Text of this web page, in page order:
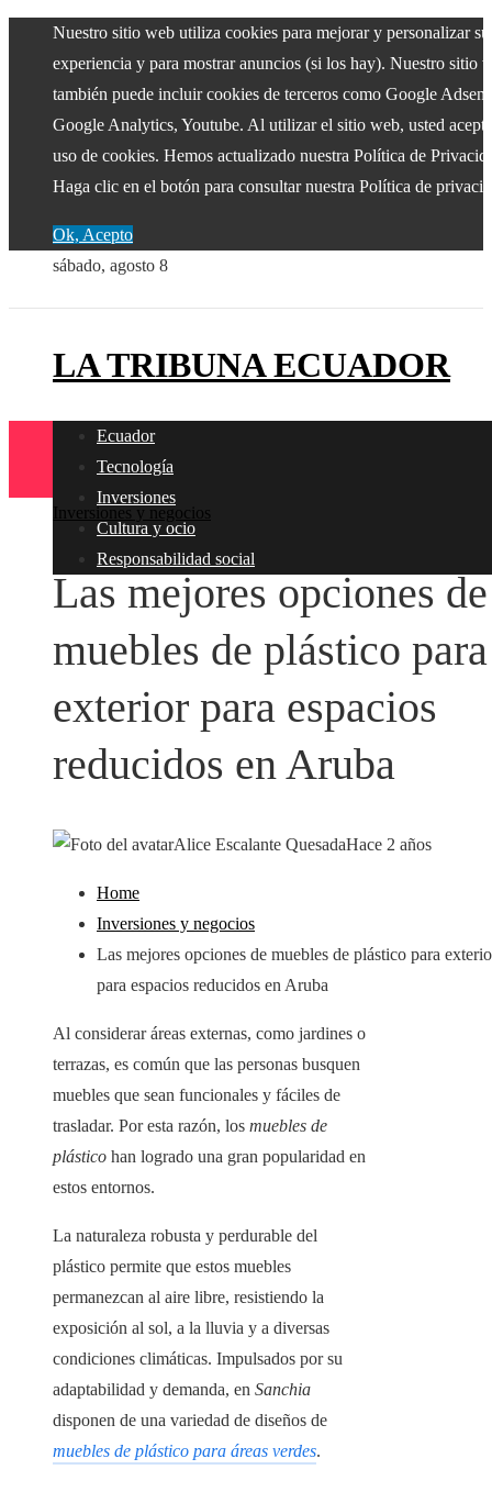
Nuestro sitio web utiliza cookies para mejorar y personalizar su
experiencia y para mostrar anuncios (si los hay). Nuestro sitio
también puede incluir cookies de terceros como Google
Google Analytics, Youtube. Al utilizar el sitio web, usted
uso de cookies. Hemos actualizado nuestra Política de
Haga clic en el botón para consultar nuestra Política de
Ok, Acepto
sábado, agosto 8
LA TRIBUNA ECUADOR
Ecuador
Tecnología
Inversiones
Cultura y ocio
Responsabilidad social
Inversiones y negocios
Las mejores opciones de
muebles de plástico para
exterior para espacios
reducidos en Aruba
Alice Escalante QuesadaHace 2 años
Home
Inversiones y negocios
Las mejores opciones de muebles de plástico para
para espacios reducidos en Aruba
Al considerar áreas externas, como jardines o
terrazas, es común que las personas busquen
muebles que sean funcionales y fáciles de
trasladar. Por esta razón, los muebles de
plástico han logrado una gran popularidad en
estos entornos.
La naturaleza robusta y perdurable del
plástico permite que estos muebles
permanezcan al aire libre, resistiendo la
exposición al sol, a la lluvia y a diversas
condiciones climáticas. Impulsados por su
adaptabilidad y demanda, en Sanchia
disponen de una variedad de diseños de
muebles de plástico para áreas verdes.